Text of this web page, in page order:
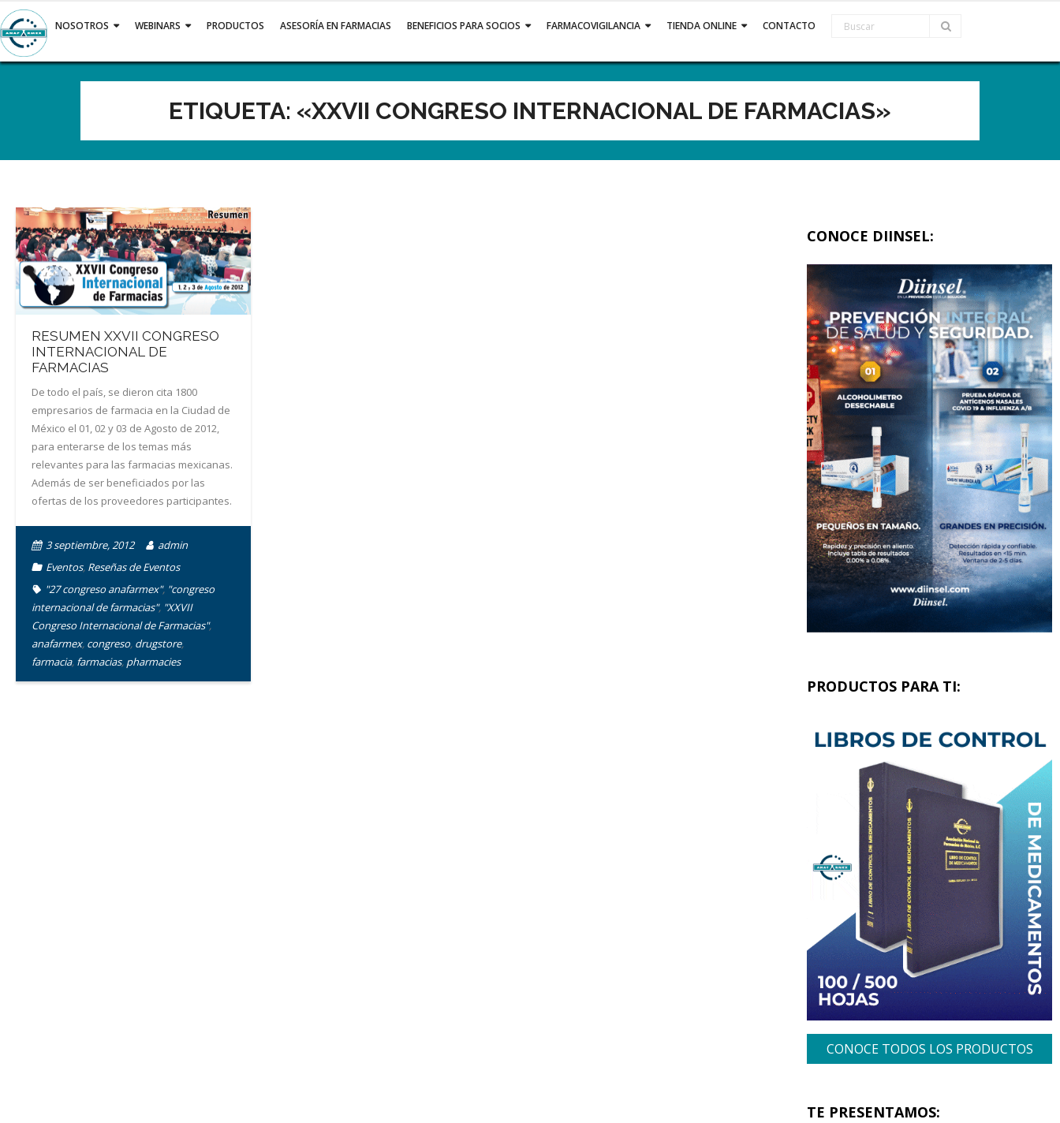
Saltar
al
contenido
NOSOTROS WEBINARS PRODUCTOS ASESORÍA EN FARMACIAS BENEFICIOS PARA SOCIOS FARMACOVIGILANCIA TIENDA ONLINE CONTACTO
ETIQUETA: «XXVII CONGRESO INTERNACIONAL DE FARMACIAS»
RESUMEN XXVII CONGRESO
INTERNACIONAL DE
FARMACIAS
De todo el país, se dieron cita 1800
empresarios de farmacia en la Ciudad de
México el 01, 02 y 03 de Agosto de 2012,
para enterarse de los temas más
relevantes para las farmacias mexicanas.
Además de ser beneficiados por las
ofertas de los proveedores participantes.
3 septiembre, 2012
admin
Eventos, Reseñas de Eventos
"27 congreso anafarmex", "congreso
internacional de farmacias", "XXVII
Congreso Internacional de Farmacias",
anafarmex, congreso, drugstore,
farmacia, farmacias, pharmacies
CONOCE DIINSEL:
PRODUCTOS PARA TI:
CONOCE TODOS LOS PRODUCTOS
TE PRESENTAMOS: